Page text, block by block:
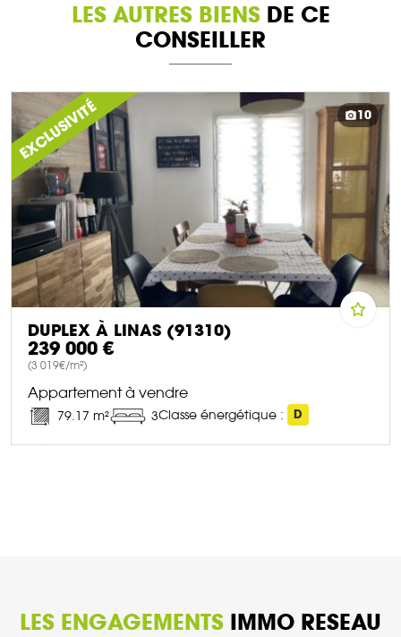
LES AUTRES BIENSDE CE
CONSEILLER
EXCLUSIVITÉ 10
DUPLEX À LINAS (91310)
239 000 €
(3 019€/m²)
Appartement à vendre
79.17 m² 3Classe énergétique : D
LES ENGAGEMENTS IMMO RESEAU